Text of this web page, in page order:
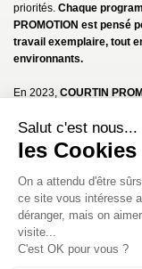
priorités. Chaque
PROMOTION est pensé
travail exemplaire, tout
environnants.
En 2023, COURTIN
benchmark de
parETHIFINANCE, un
annuellement (depuis
Vous
Contactez-